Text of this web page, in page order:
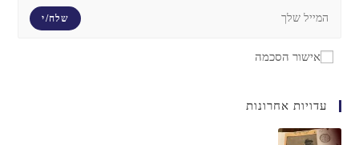
שלח/י
אישור הסכמה
עדויות אחרונות